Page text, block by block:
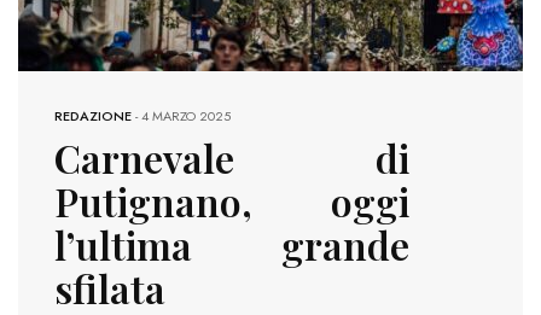
REDAZIONE-4 MARZO 2025
Carnevale di
Putignano, oggi
l’ultima grande
sfilata